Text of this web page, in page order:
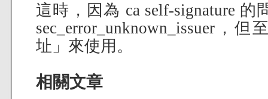
這時，因為 ca self-signature
sec_error_unknown_issuer，
址」來使用。
相關文章